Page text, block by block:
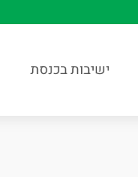
ישיבות בכנסת